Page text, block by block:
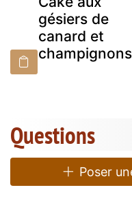
gésiers de
canard et
champignons
Questions
Poser